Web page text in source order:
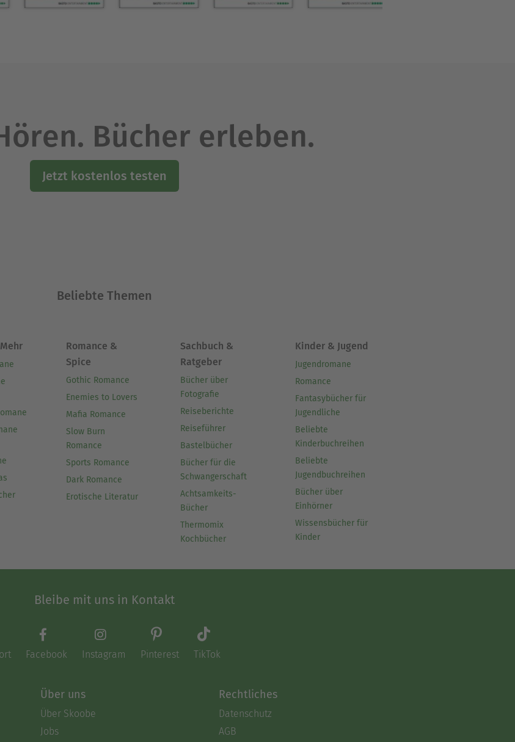
Bücher erleben.
Jetzt kostenlos testen
Beliebte Themen
Romance &
Spice
Gothic Romance
Enemies to Lovers
Mafia Romance
Slow Burn
Romance
Sports Romance
Dark Romance
Erotische Literatur
Sachbuch &
Ratgeber
Bücher über
Fotografie
Reiseberichte
Reiseführer
Bastelbücher
Bücher für die
Schwangerschaft
Achtsamkeits-
Bücher
Thermomix
Kochbücher
Kinder & Jugend
Jugendromane
Romance
Fantasybücher für
Jugendliche
Beliebte
Kinderbuchreihen
Beliebte
Jugendbuchreihen
Bücher über
Einhörner
Wissensbücher für
Kinder
Bleibe mit uns in Kontakt
Facebook Instagram Pinterest TikTok
Über uns
Über Skoobe
Jobs
Rechtliches
Datenschutz
AGB